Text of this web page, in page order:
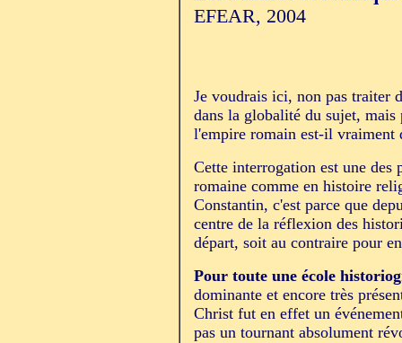
EFEAR, 2004
Je voudrais ici, non pas traiter
dans la globalité du sujet,
l'empire romain est-il vraiment
Cette interrogation est une des
romaine comme en histoire
Constantin, c'est parce que
centre de la réflexion des
départ, soit au contraire pour
Pour toute une école
dominante et encore très
Christ fut en effet un
pas un tournant absolument